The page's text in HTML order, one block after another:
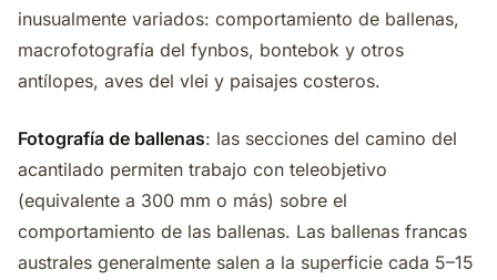
inusualmente variados: comportamiento de ballenas,
macrofotografía del fynbos, bontebok y otros
antílopes, aves del vlei y paisajes costeros.
Fotografía de ballenas: las secciones del camino del
acantilado permiten trabajo con teleobjetivo
(equivalente a 300 mm o más) sobre el
comportamiento de las ballenas. Las ballenas francas
australes generalmente salen a la superficie cada 5–15